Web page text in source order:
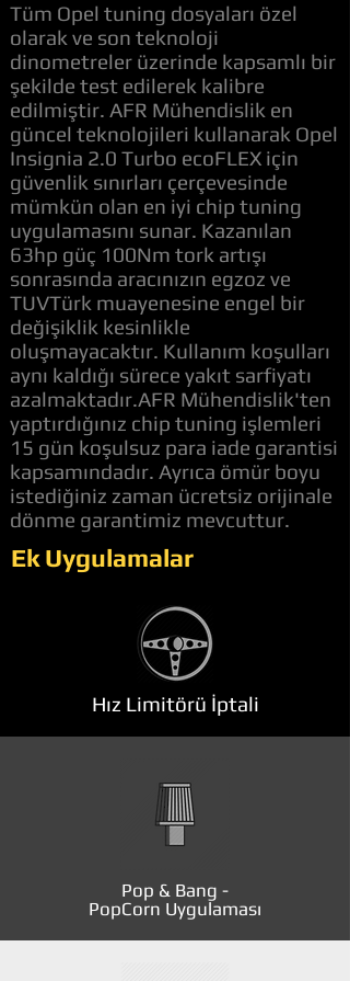
Tüm Opel tuning dosyaları özel
olarak ve son teknoloji
dinometreler üzerinde kapsamlı bir
şekilde test edilerek kalibre
edilmiştir. AFR Mühendislik en
güncel teknolojileri kullanarak Opel
Insignia 2.0 Turbo ecoFLEX için
güvenlik sınırları çerçevesinde
mümkün olan en iyi chip tuning
uygulamasını sunar. Kazanılan
63hp güç 100Nm tork artışı
sonrasında aracınızın egzoz ve
TUVTürk muayenesine engel bir
değişiklik kesinlikle
oluşmayacaktır. Kullanım koşulları
aynı kaldığı sürece yakıt sarfiyatı
azalmaktadır.AFR Mühendislik'ten
yaptırdığınız chip tuning işlemleri
15 gün koşulsuz para iade garantisi
kapsamındadır. Ayrıca ömür boyu
istediğiniz zaman ücretsiz orijinale
dönme garantimiz mevcuttur.
Ek Uygulamalar
Hız Limitörü İptali
Pop & Bang -
PopCorn Uygulaması